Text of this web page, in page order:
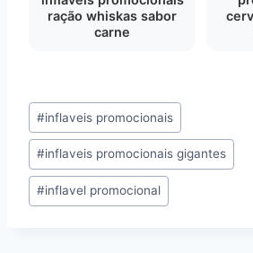
ração whiskas sabor
carne
Tags
do
Post:
#inflaveis promocionais
#inflaveis promocionais gigantes
#inflavel promocional